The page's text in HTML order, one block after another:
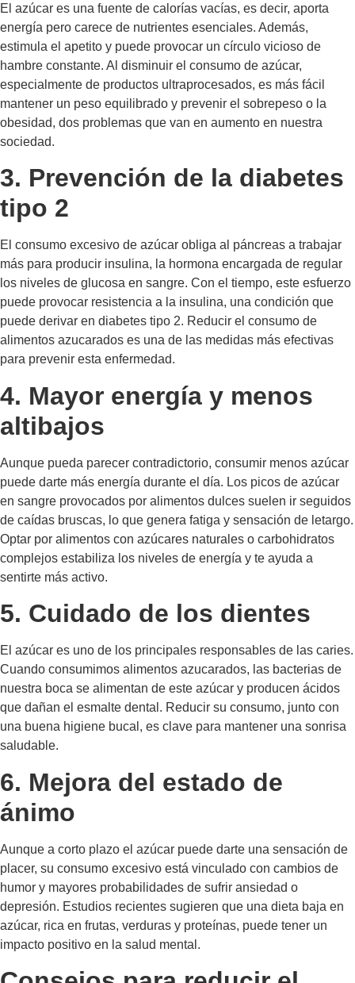
El azúcar es una fuente de calorías vacías, es decir, aporta
energía pero carece de nutrientes esenciales. Además,
estimula el apetito y puede provocar un círculo vicioso de
hambre constante. Al disminuir el consumo de azúcar,
especialmente de productos ultraprocesados, es más fácil
mantener un peso equilibrado y prevenir el sobrepeso o la
obesidad, dos problemas que van en aumento en nuestra
sociedad.
3. Prevención de la diabetes
tipo 2
El consumo excesivo de azúcar obliga al páncreas a trabajar
más para producir insulina, la hormona encargada de regular
los niveles de glucosa en sangre. Con el tiempo, este esfuerzo
puede provocar resistencia a la insulina, una condición que
puede derivar en diabetes tipo 2. Reducir el consumo de
alimentos azucarados es una de las medidas más efectivas
para prevenir esta enfermedad.
4. Mayor energía y menos
altibajos
Aunque pueda parecer contradictorio, consumir menos azúcar
puede darte más energía durante el día. Los picos de azúcar
en sangre provocados por alimentos dulces suelen ir seguidos
de caídas bruscas, lo que genera fatiga y sensación de letargo.
Optar por alimentos con azúcares naturales o carbohidratos
complejos estabiliza los niveles de energía y te ayuda a
sentirte más activo.
5. Cuidado de los dientes
El azúcar es uno de los principales responsables de las caries.
Cuando consumimos alimentos azucarados, las bacterias de
nuestra boca se alimentan de este azúcar y producen ácidos
que dañan el esmalte dental. Reducir su consumo, junto con
una buena higiene bucal, es clave para mantener una sonrisa
saludable.
6. Mejora del estado de
ánimo
Aunque a corto plazo el azúcar puede darte una sensación de
placer, su consumo excesivo está vinculado con cambios de
humor y mayores probabilidades de sufrir ansiedad o
depresión. Estudios recientes sugieren que una dieta baja en
azúcar, rica en frutas, verduras y proteínas, puede tener un
impacto positivo en la salud mental.